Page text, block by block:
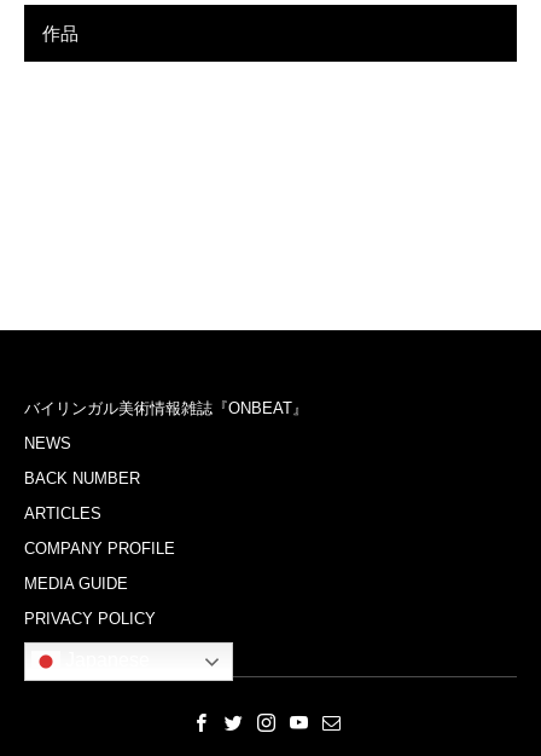
作品
バイリンガル美術情報雑誌『ONBEAT』
NEWS
BACK NUMBER
ARTICLES
COMPANY PROFILE
MEDIA GUIDE
PRIVACY POLICY